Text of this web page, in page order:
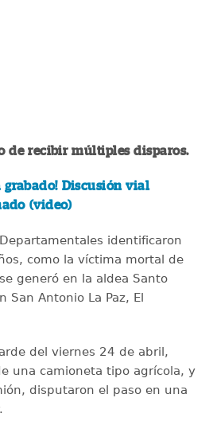
de recibir múltiples disparos.
grabado! Discusión vial
(video)
identificaron
como la víctima mortal de
generó en la aldea Santo
San Antonio La Paz, El
del viernes 24 de abril,
una camioneta tipo agrícola, y
disputaron el paso en una